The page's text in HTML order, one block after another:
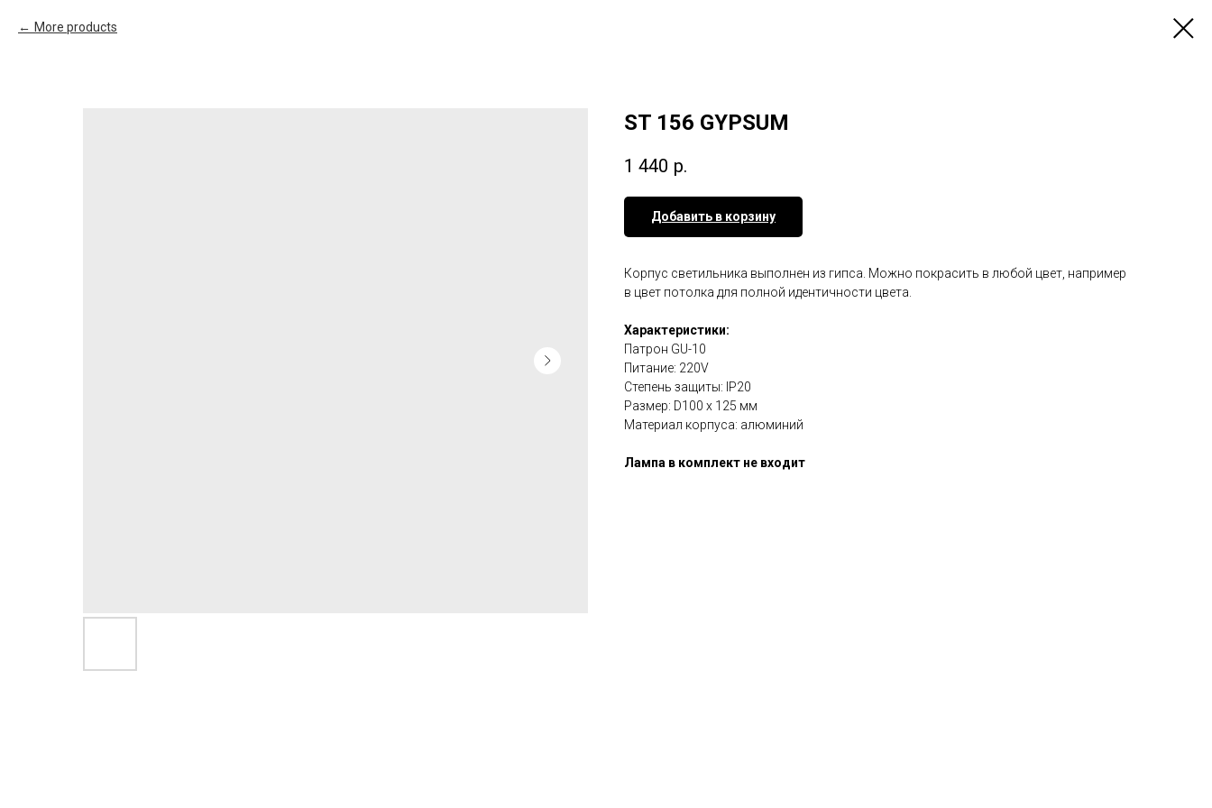
More products
ST 156 GYPSUM
1 440 р.
Добавить в корзину
Корпус светильника выполнен из гипса. Можно покрасить в любой цвет, например
в цвет потолка для полной идентичности цвета.
Характеристики:
Патрон GU-10
Питание: 220V
Степень защиты: IP20
Размер: D100 х 125 мм
Материал корпуса: алюминий
Лампа в комплект не входит